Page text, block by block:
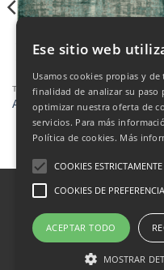
TEPPICHE
Alfombra 1.55 x 2.30
Aviso legal-Política de
Condiciones
ZUHAUSE
WOHNACCESSOIRES
Ese sitio web
Usamos cookies propias y de
finalidad de analizar su paso
optimizar nuestra oferta de
servicios. Para más
Política de cookies. Más
COOKIES
COOKIES DE
ACEPTAR TODO
MOSTRAR